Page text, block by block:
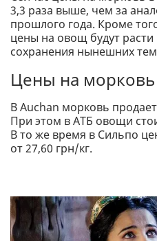
3,3 раза выше, чем за
прошлого года. Кроме
цены на овощ будут
сохранения нынешних
Цены на морковь
В Auchan морковь
При этом в АТБ овощи
В то же время в Сильпо
от 27,60 грн/кг.